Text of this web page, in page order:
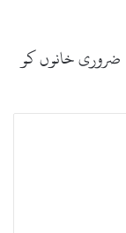
ضروری خانوں کو